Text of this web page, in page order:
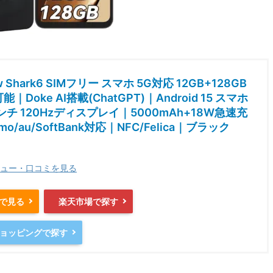
SIMフリー スマホ 5G対応 12GB+128GB
能｜Doke AI搭載(ChatGPT)｜Android 15 スマホ
チ 120Hzディスプレイ｜5000mAh+18W急速充
au/SoftBank対応｜NFC/Felica｜ブラック
ー・口コミを見る
見る 楽天市場で探す
ッピングで探す